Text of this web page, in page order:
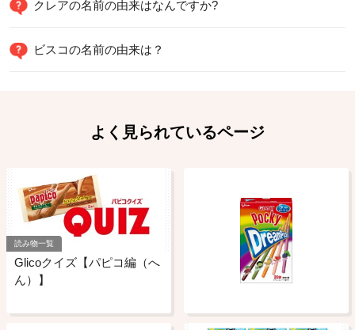
クレアの名前の由来はなんですか?
ビスコの名前の由来は？
よく見られているページ
読み物一覧
Glicoクイズ【パピコ編（へ
ん）】